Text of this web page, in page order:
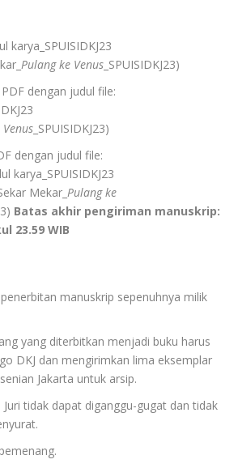
karya_SPUISIDKJ23
Pulang ke Venus _SPUISIDKJ23)
dengan judul file:
_SPUISIDKJ23)
dengan judul file:
karya_SPUISIDKJ23
Mekar_ Pulang ke
Batas akhir pengiriman manuskrip:
23.59 WIB
manuskrip sepenuhnya milik
yang diterbitkan menjadi buku harus
DKJ dan mengirimkan lima eksemplar
Jakarta untuk arsip.
tidak dapat diganggu-gugat dan tidak